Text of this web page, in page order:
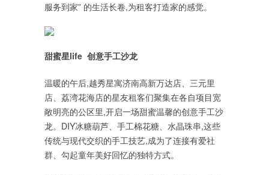
服务到家” 的生活长卷,为租客打造家的感觉。
甜蜜星life 创意手工沙龙
温暖的午后,越秀星寓济南高新万达店、三元里
店、荔湾花海店的星友租客们聚集在各自项目宽
敞明亮的公区里,开启一场甜蜜温馨的创意手工沙
龙。DIY冰糖葫芦、手工棉花糖、水晶珠串,这些
传统与现代交织的手工技艺,成为了连接有爱社
群、勾起童年美好回忆的独特方式。